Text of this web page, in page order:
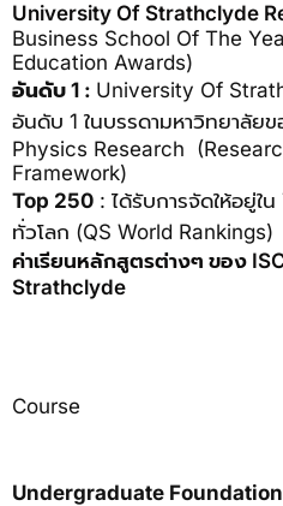
University Of Strathclyde
Business School Of The
Education Awards)
อันดับ 1 : University Of
อันดับ 1 ในบรรดามหาวิทยาลัย
Physics Research
Framework)
Top 250 : ได้รับการจัดให้อยู่ใ
ทั่วโลก (QS World Rankings)
ค่าเรียนหลักสูตรต่างๆ ของ
Strathclyde
Course
Undergraduate